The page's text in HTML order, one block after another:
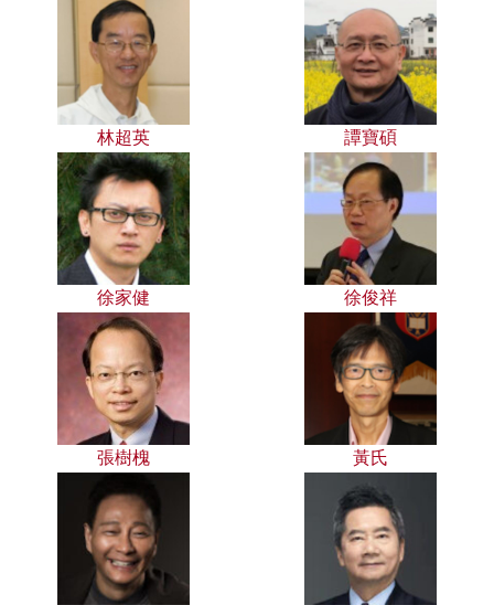
林超英 譚寶碩
徐家健 徐俊祥
張樹槐 黃氏